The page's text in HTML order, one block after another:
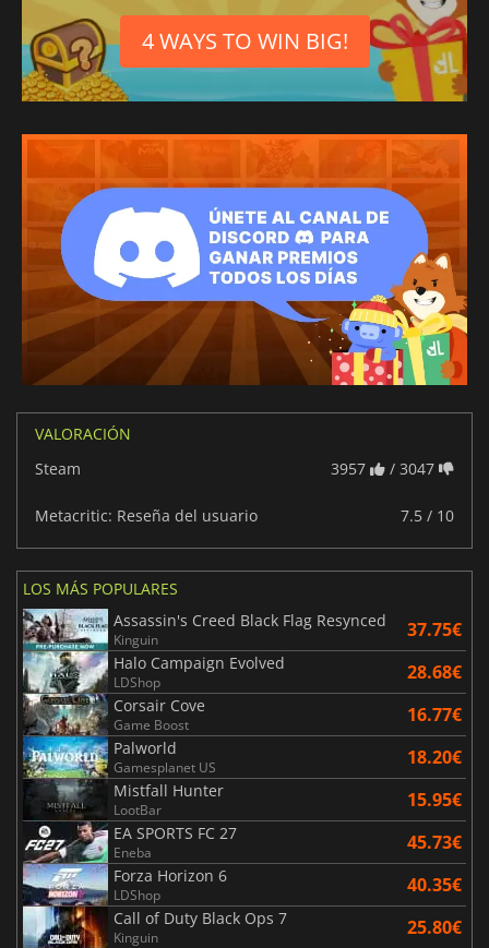
4 WAYS TO WIN BIG!
VALORACIÓN
Steam
3957 / 3047
Metacritic: Reseña del usuario 7.5 / 10
LOS MÁS POPULARES
Assassin's Creed Black Flag Resynced
Kinguin 37.75€
Halo Campaign Evolved
LDShop 28.68€
Corsair Cove
Game Boost 16.77€
Palworld
Gamesplanet US 18.20€
Mistfall Hunter
LootBar 15.95€
EA SPORTS FC 27
Eneba 45.73€
Forza Horizon 6
LDShop 40.35€
Call of Duty Black Ops 7
Kinguin 25.80€